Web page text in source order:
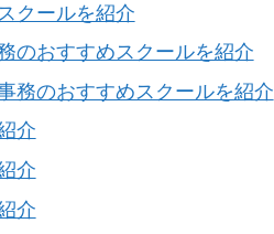
クールを紹介
のおすすめスクールを紹介
務のおすすめスクールを紹介
介
介
介